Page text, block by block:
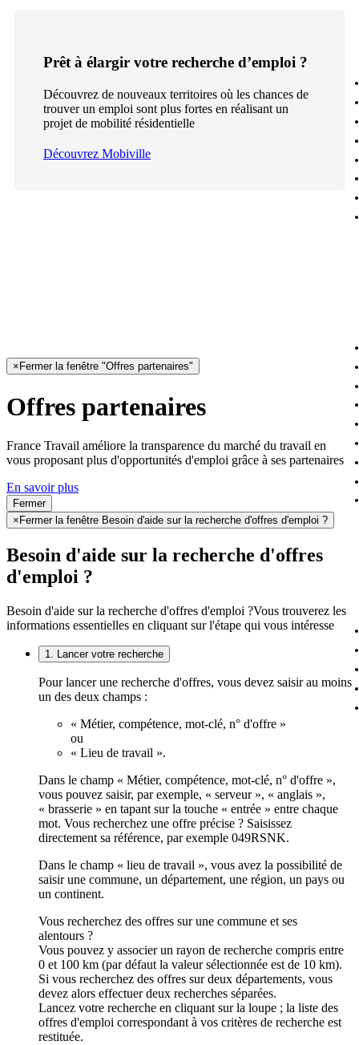
Prêt à élargir votre recherche d’emploi ?
Découvrez de nouveaux territoires où les chances de
trouver un emploi sont plus fortes en réalisant un
projet de mobilité résidentielle
Découvrez Mobiville
× Fermer la fenêtre "Offres partenaires"
Offres partenaires
France Travail améliore la transparence du marché du travail en
vous proposant plus d'opportunités d'emploi grâce à ses partenaires
En savoir plus
Fermer
× Fermer la fenêtre Besoin d'aide sur la recherche d'offres d'emploi ?
Besoin d'aide sur la recherche d'offres
d'emploi ?
Besoin d'aide sur la recherche d'offres d'emploi ?Vous trouverez les
informations essentielles en cliquant sur l'étape qui vous intéresse
1. Lancer votre recherche
Pour lancer une recherche d'offres, vous devez saisir au moins
un des deux champs :
« Métier, compétence, mot-clé, n° d'offre »
ou
« Lieu de travail ».
Dans le champ « Métier, compétence, mot-clé, n° d'offre »,
vous pouvez saisir, par exemple, « serveur », « anglais »,
« brasserie » en tapant sur la touche « entrée » entre chaque
mot. Vous recherchez une offre précise ? Saisissez
directement sa référence, par exemple 049RSNK.
Dans le champ « lieu de travail », vous avez la possibilité de
saisir une commune, un département, une région, un pays ou
un continent.
Vous recherchez des offres sur une commune et ses
alentours ?
Vous pouvez y associer un rayon de recherche compris entre
0 et 100 km (par défaut la valeur sélectionnée est de 10 km).
Si vous recherchez des offres sur deux départements, vous
devez alors effectuer deux recherches séparées.
Lancez votre recherche en cliquant sur la loupe ; la liste des
offres d'emploi correspondant à vos critères de recherche est
restituée.